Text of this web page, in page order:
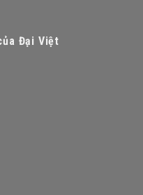
Đại Việt